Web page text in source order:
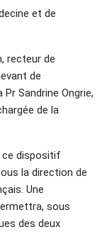
et de
recteur de
de
Sandrine Ongrie,
de la
dispositif
la direction de
Une
sous
des deux